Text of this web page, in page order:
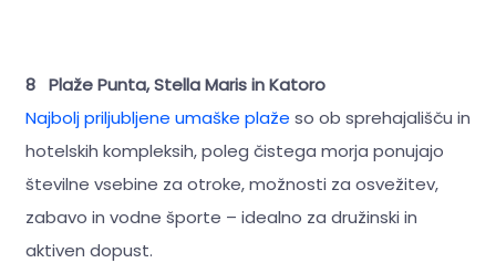
8 Plaže Punta, Stella Maris in Katoro
Najbolj priljubljene umaške plaže so ob sprehajališču in
hotelskih kompleksih, poleg čistega morja ponujajo
številne vsebine za otroke, možnosti za osvežitev,
zabavo in vodne športe – idealno za družinski in
aktiven dopust.